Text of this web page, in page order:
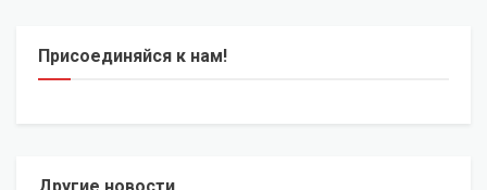
Присоединяйся к нам!